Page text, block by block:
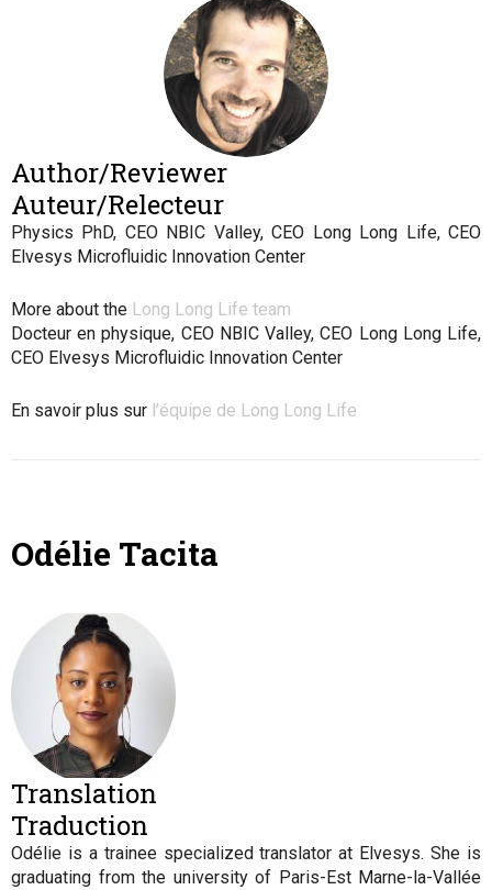
Author/Reviewer
Auteur/Relecteur
Physics PhD, CEO NBIC Valley, CEO Long Long Life, CEO
Elvesys Microfluidic Innovation Center
More about the Long Long Life team
Docteur en physique, CEO NBIC Valley, CEO Long Long Life,
CEO Elvesys Microfluidic Innovation Center
En savoir plus sur l’équipe de Long Long Life
Odélie Tacita
Translation
Traduction
Odélie is a trainee specialized translator at Elvesys. She is
graduating from the university of Paris-Est Marne-la-Vallée